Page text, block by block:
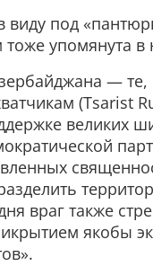
виду под
тоже упомянута
— те,
(Tsarist
великих
враг также
якобы